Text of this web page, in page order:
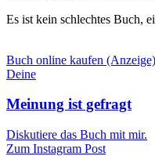
Es ist kein schlechtes Buch,
Buch online kaufen
Deine
Meinung ist gefragt
Diskutiere das Buch mit mir.
Zum Instagram Post